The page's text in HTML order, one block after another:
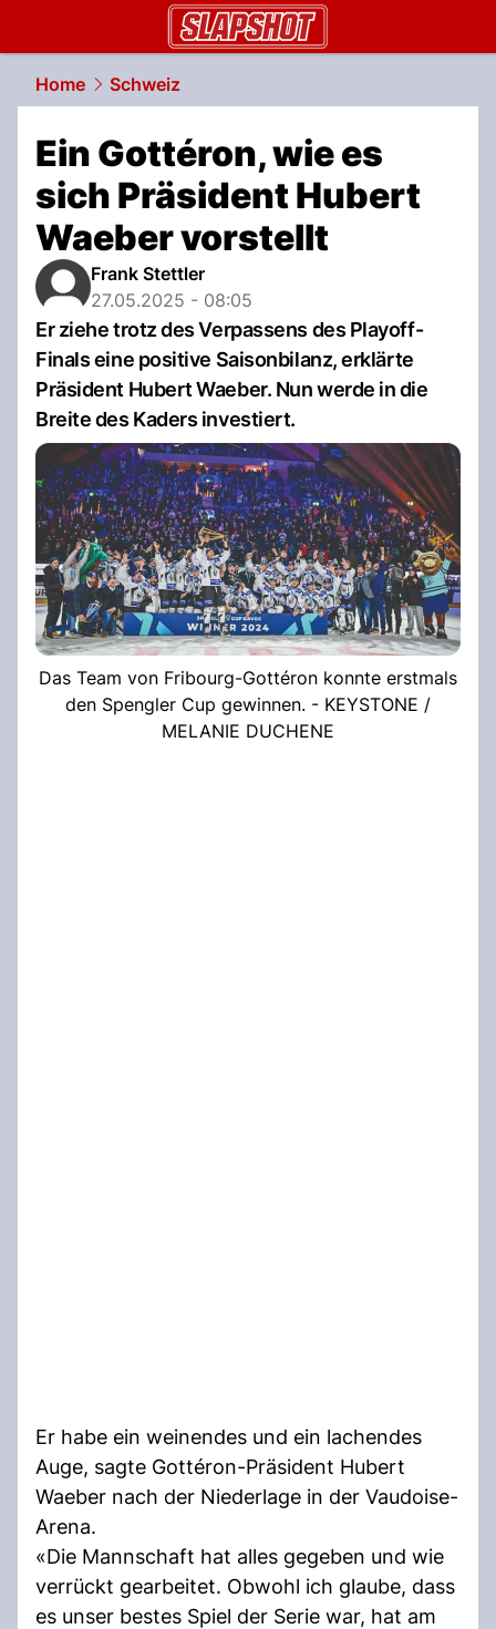
Home Schweiz
Ein Gottéron, wie es
sich Präsident Hubert
Waeber vorstellt
Frank Stettler
27.05.2025 - 08:05
Er ziehe trotz des Verpassens des Playoff-
Finals eine positive Saisonbilanz, erklärte
Präsident Hubert Waeber. Nun werde in die
Breite des Kaders investiert.
Das Team von Fribourg-Gottéron konnte erstmals
den Spengler Cup gewinnen. - KEYSTONE /
MELANIE DUCHENE
Er habe ein weinendes und ein lachendes
Auge, sagte Gottéron-Präsident Hubert
Waeber nach der Niederlage in der Vaudoise-
Arena.
«Die Mannschaft hat alles gegeben und wie
verrückt gearbeitet. Obwohl ich glaube, dass
es unser bestes Spiel der Serie war, hat am